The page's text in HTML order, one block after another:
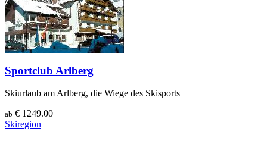
Sportclub Arlberg
Skiurlaub am Arlberg, die Wiege des Skisports
ab € 1249.00
Skiregion